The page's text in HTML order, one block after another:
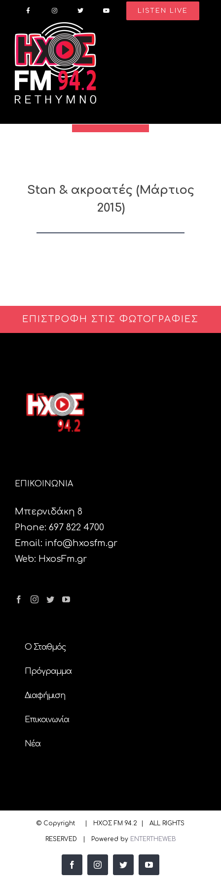
content
LISTEN LIVE
Stan & ακροατές (Μάρτιος
2015)
ΕΠΙΣΤΡΟΦΗ ΣΤΙΣ ΦΩΤΟΓΡΑΦΙΕΣ
ΕΠΙΚΟΙΝΩΝΙΑ
Μπερνιδάκη 8
Phone: 697 822 4700
Email: info@hxosfm.gr
Web: HxosFm.gr
Ο Σταθμός
Πρόγραμμα
Διαφήμιση
Επικοινωνία
Nέα
© Copyright | ΗΧΟΣ FM 94.2 | ALL RIGHTS
RESERVED | Powered by ENTERTHEWEB
facebookinstagramtwitter youtube